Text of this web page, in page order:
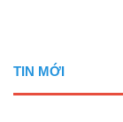
TIN MỚI